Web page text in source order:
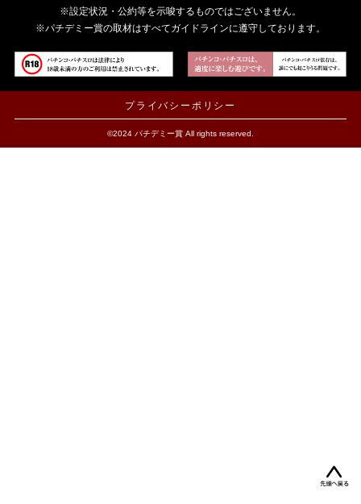
※設定状況・公約等を示唆するものではございません。
※パチデミー賞の取材はすべてガイドラインに遵守しております。
プライバシーポリシー
©2024 パチデミー賞 All rights reserved.